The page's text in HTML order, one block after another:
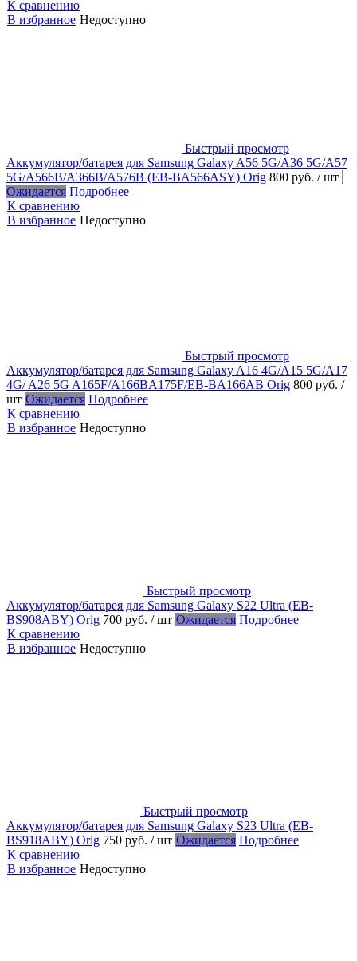
К сравнению
В избранное Недоступно
Быстрый просмотр
Аккумулятор/батарея для Samsung Galaxy A56 5G/A36 5G/A57
5G/A566B/A366B/A576B (EB-BA566ASY) Orig 800 руб. / шт
Ожидается Подробнее
К сравнению
В избранное Недоступно
Быстрый просмотр
Аккумулятор/батарея для Samsung Galaxy A16 4G/A15 5G/A17
4G/ A26 5G A165F/A166BA175F/EB-BA166AB Orig 800 руб. /
шт Ожидается Подробнее
К сравнению
В избранное Недоступно
Быстрый просмотр
Аккумулятор/батарея для Samsung Galaxy S22 Ultra (EB-
BS908ABY) Orig 700 руб. / шт Ожидается Подробнее
К сравнению
В избранное Недоступно
Быстрый просмотр
Аккумулятор/батарея для Samsung Galaxy S23 Ultra (EB-
BS918ABY) Orig 750 руб. / шт Ожидается Подробнее
К сравнению
В избранное Недоступно